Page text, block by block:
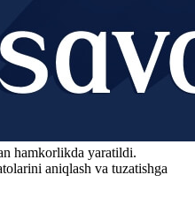
hamkorlikda yaratildi.
aniqlash va tuzatishga